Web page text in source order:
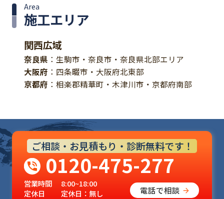
施工エリア
Area
関西広域
奈良県 ：生駒市・奈良市・奈良県北部エリア
大阪府 ：四条畷市・大阪府北東部
京都府 ：相楽郡精華町・木津川市・京都府南部
ご相談・お見積もり・診断無料です！
0120-475-277
営業時間
8:00~18:00
定休日
定休日：無し 電話で相談